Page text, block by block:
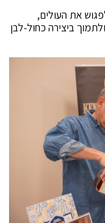
את העולים,
ביצירה כחול-לבן